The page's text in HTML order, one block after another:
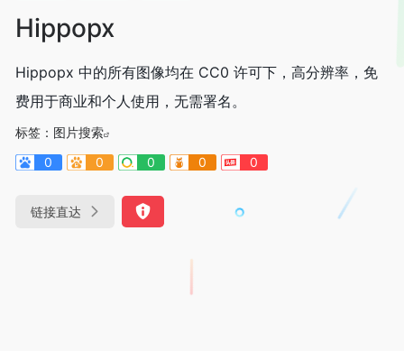
Hippopx
Hippopx 中的所有图像均在 CC0 许可下，高分辨率，免
费用于商业和个人使用，无需署名。
标签： 图片搜索
0
0 0 0 0
链接直达